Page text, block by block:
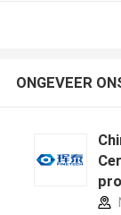
ONGEVEER